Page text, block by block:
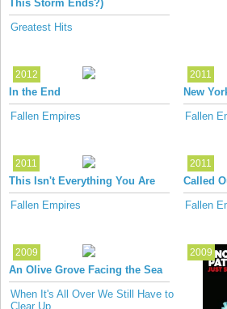
This Storm Ends?)
Greatest Hits
2012
In the End
Fallen Empires
2011
New
Fallen
2011
This Isn't Everything You Are
Fallen Empires
2011
Called
Fallen
2009
An Olive Grove Facing the Sea
When It's All Over We Still Have to
Clear Up
2009